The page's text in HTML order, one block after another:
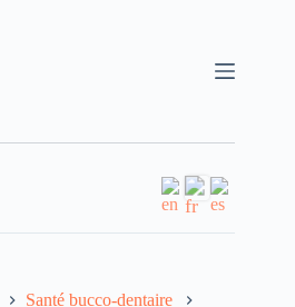
Santé bucco-dentaire